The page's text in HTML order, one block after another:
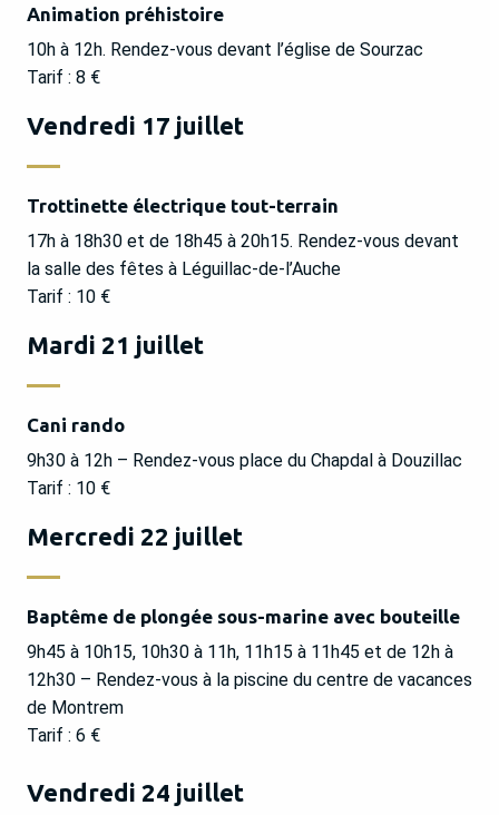
Animation préhistoire
10h à 12h. Rendez-vous devant l’église de Sourzac
Tarif : 8 €
Vendredi 17 juillet
Trottinette électrique tout-terrain
17h à 18h30 et de 18h45 à 20h15. Rendez-vous devant
la salle des fêtes à Léguillac-de-l’Auche
Tarif : 10 €
Mardi 21 juillet
Cani rando
9h30 à 12h – Rendez-vous place du Chapdal à Douzillac
Tarif : 10 €
Mercredi 22 juillet
Baptême de plongée sous-marine avec bouteille
9h45 à 10h15, 10h30 à 11h, 11h15 à 11h45 et de 12h à
12h30 – Rendez-vous à la piscine du centre de vacances
de Montrem
Tarif : 6 €
Vendredi 24 juillet